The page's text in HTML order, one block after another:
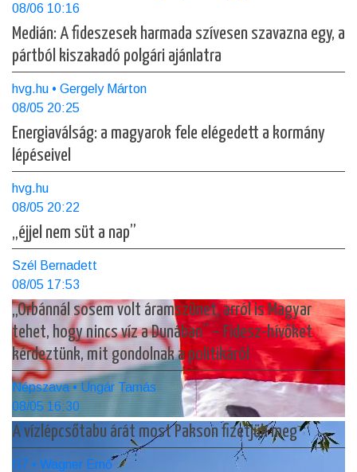
08/06 10:16
Medián: A fideszesek harmada szívesen szavazna egy, a
pártból kiszakadó polgári ajánlatra
hvg.hu • Gergely Márton
08/05 20:25
Energiaválság: a magyarok fele elégedett a kormány
lépéseivel
hvg.hu
08/05 20:22
„éjjel nem süt a nap”
Szél Bernadett
08/05 17:53
„Orbánnál sosem volt áramszünet, arról is Magyar
tehet, hogy nincs víz a Dunában” – Fidesz-hívőket
kérdeztünk, mit gondolnak a politikáról
Népszava • Ungár Tamás
08/05 16:30
A vízlépcsőtabu árát most Pakson fizetjük meg
G7 • Wagner Ernő